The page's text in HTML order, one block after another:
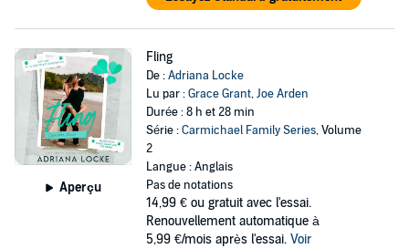
Aperçu
Fling
De :Adriana Locke
Lu par :Grace Grant,Joe Arden
Durée : 8 h et 28 min
Série :Carmichael Family Series, Volume
2
Langue : Anglais
Pas de notations
14,99 € ou gratuit avec l'essai.
Renouvellement automatique à
5,99 €/mois après l'essai. Voir